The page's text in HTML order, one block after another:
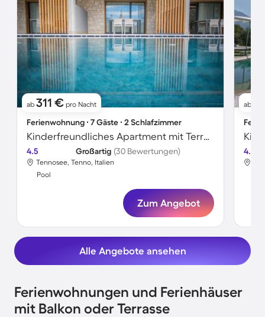
ab 311 € pro Nacht
Ferienwohnung ∙ 7 Gäste ∙ 2 Schlafzimmer
Kinderfreundliches Apartment mit Terrasse, Garten und beheiztem Pool | Ideal für Homeoffice
4.5 Großartig (30 Bewertungen)
Tennosee, Tenno, Italien
Pool
Zum Angebot
ab
4.5
Alle Angebote ansehen
Ferienwohnungen und Ferienhäuser
mit Balkon oder Terrasse